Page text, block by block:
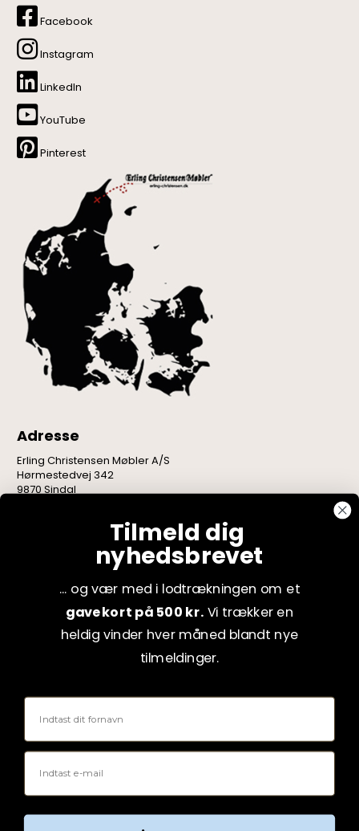
Facebook
Instagram
LinkedIn
YouTube
Pinterest
Adresse
Erling Christensen Møbler A/S
Hørmestedvej 342
9870 Sindal
Tilmeld dig
nyhedsbrevet
... og vær med i lodtrækningen om et
gavekort på 500 kr. Vi trækker en
heldig vinder hver måned blandt nye
tilmeldinger.
Fornavn
Email